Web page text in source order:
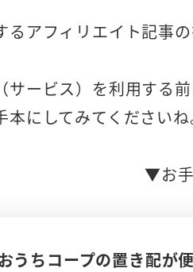
るアフィリエイト記事
ービス）を利用する
にしてみてくださいね
▼お
うちコープの置き配が